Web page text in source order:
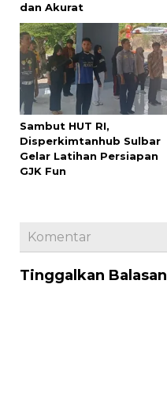
dan Akurat
Sambut HUT RI,
Disperkimtanhub Sulbar
Gelar Latihan Persiapan
GJK Fun
Komentar
Tinggalkan Balasan